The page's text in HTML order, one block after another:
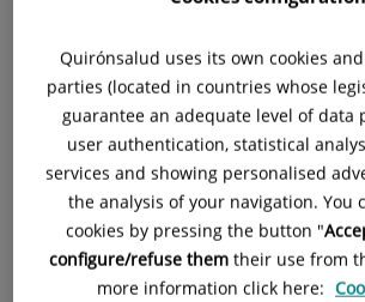
Descripción
Consulta lainformación completa
Quirónsalud uses its own cookies
parties (located in countries whose
guarantee an adequate level of data
user authentication, statistical
services and showing personalised
the analysis of your navigation. You
cookies by pressing the button "
configure/refuse them their use from
more information click here: